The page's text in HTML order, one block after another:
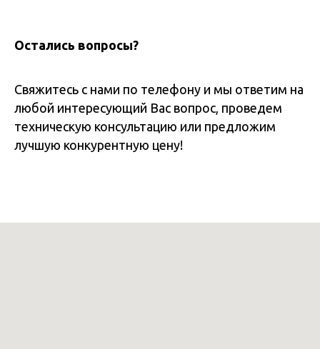
Остались вопросы?
Свяжитесь с нами по телефону и мы ответим на
любой интересующий Вас вопрос, проведем
техническую консультацию или предложим
лучшую конкурентную цену!